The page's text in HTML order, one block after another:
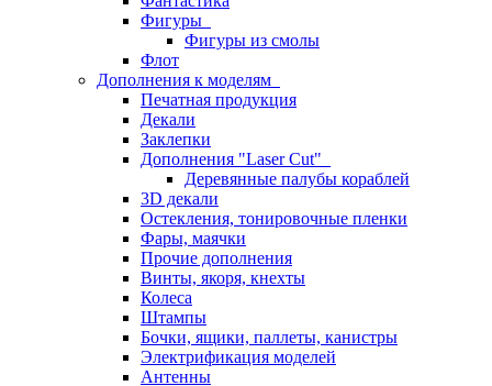
Фигуры
Фигуры из смолы
Флот
Дополнения к моделям
Печатная продукция
Декали
Заклепки
Дополнения "Laser Cut"
Деревянные палубы кораблей
3D декали
Остекления, тонировочные пленки
Фары, маячки
Прочие дополнения
Винты, якоря, кнехты
Колеса
Штампы
Бочки, ящики, паллеты, канистры
Электрификация моделей
Антенны